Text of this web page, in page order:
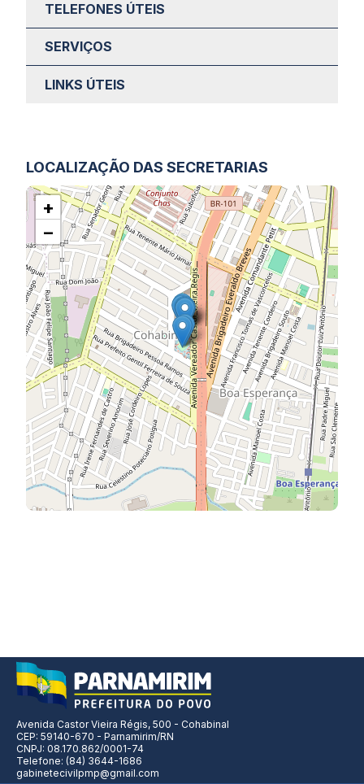
TELEFONES ÚTEIS
SERVIÇOS
LINKS ÚTEIS
LOCALIZAÇÃO DAS SECRETARIAS
+
−
Avenida Castor Vieira Régis, 500 - Cohabinal
CEP: 59140-670 - Parnamirim/RN
CNPJ: 08.170.862/0001-74
Telefone: (84) 3644-1686
gabinetecivilpmp@gmail.com